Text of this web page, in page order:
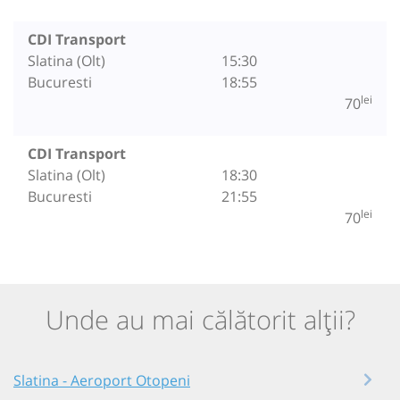
CDI Transport
Slatina (Olt)
Bucuresti
15:30
18:55
70lei
CDI Transport
Slatina (Olt)
Bucuresti
18:30
21:55
70lei
Unde au mai călătorit alții?
Slatina - Aeroport Otopeni